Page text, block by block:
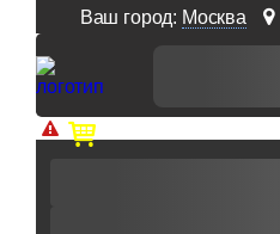
Ваш город: Москва
Доп. скидка от цен на